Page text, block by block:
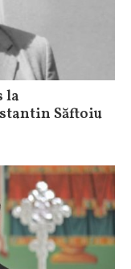
la
Săftoiu